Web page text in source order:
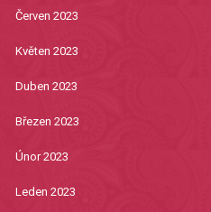
Červen 2023
Květen 2023
Duben 2023
Březen 2023
Únor 2023
Leden 2023